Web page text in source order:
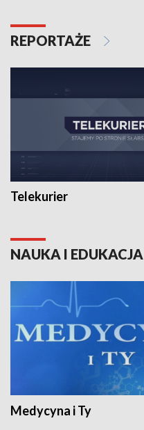
REPORTAŻE
Telekurier
NAUKA I EDUKACJA
Medycyna i Ty